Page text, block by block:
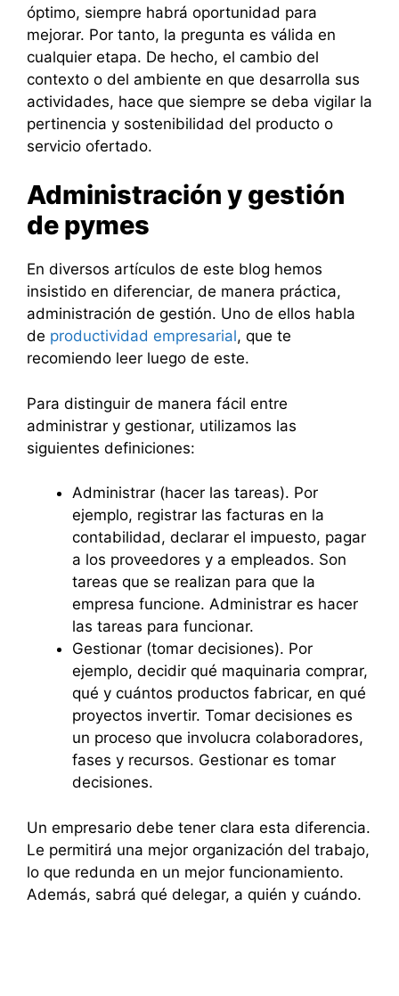
óptimo, siempre habrá oportunidad para
mejorar. Por tanto, la pregunta es válida en
cualquier etapa. De hecho, el cambio del
contexto o del ambiente en que desarrolla sus
actividades, hace que siempre se deba vigilar la
pertinencia y sostenibilidad del producto o
servicio ofertado.
Administración y gestión
de pymes
En diversos artículos de este blog hemos
insistido en diferenciar, de manera práctica,
administración de gestión. Uno de ellos habla
de productividad empresarial, que te
recomiendo leer luego de este.
Para distinguir de manera fácil entre
administrar y gestionar, utilizamos las
siguientes definiciones:
Administrar (hacer las tareas). Por
ejemplo, registrar las facturas en la
contabilidad, declarar el impuesto, pagar
a los proveedores y a empleados. Son
tareas que se realizan para que la
empresa funcione. Administrar es hacer
las tareas para funcionar.
Gestionar (tomar decisiones). Por
ejemplo, decidir qué maquinaria comprar,
qué y cuántos productos fabricar, en qué
proyectos invertir. Tomar decisiones es
un proceso que involucra colaboradores,
fases y recursos. Gestionar es tomar
decisiones.
Un empresario debe tener clara esta diferencia.
Le permitirá una mejor organización del trabajo,
lo que redunda en un mejor funcionamiento.
Además, sabrá qué delegar, a quién y cuándo.